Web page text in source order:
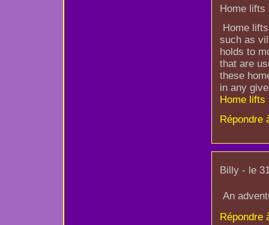
Home lifts
Home
such as
holds to
that are
these
in any
Home lifts
Répondre
Billy - le
An
Répondre